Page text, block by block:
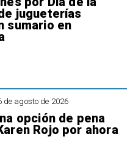
jugueterías
sumario en
de agosto de 2026
opción de pena
Rojo por ahora